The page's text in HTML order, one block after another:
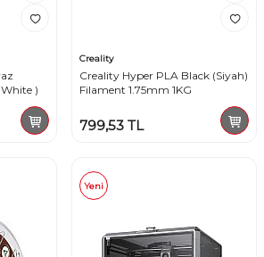
)
Creality
Creality Hyper PLA Black (Siyah)
Filament 1.75mm 1KG
799,53 TL
Yeni